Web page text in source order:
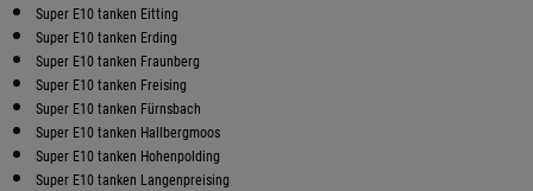
Super E10 tanken Eitting
Super E10 tanken Erding
Super E10 tanken Fraunberg
Super E10 tanken Freising
Super E10 tanken Fürnsbach
Super E10 tanken Hallbergmoos
Super E10 tanken Hohenpolding
Super E10 tanken Langenpreising